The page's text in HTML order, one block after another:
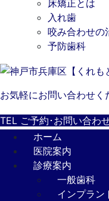
床矯正とは
入れ歯
咬み合わせの
予防歯科
お気軽にお問い合わせく
TEL ご予約･ お問い合わ
ホーム
医院案内
診療案内
一般歯科
インプラン